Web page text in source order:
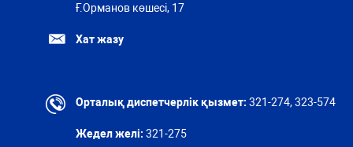
Ғ.Орманов көшесі, 17
Хат жазу
Орталық диспетчерлік қызмет: 321-274, 323-574
Жедел желі: 321-275